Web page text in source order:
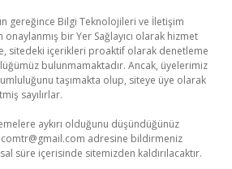
gereğince Bilgi Teknolojileri ve İletişim
onaylanmış bir Yer Sağlayıcı olarak hizmet
sitedeki içerikleri proaktif olarak denetleme
bulunmamaktadır. Ancak, üyelerimiz
taşımakta olup, siteye üye olarak
sayılırlar.
aykırı olduğunu düşündüğünüz
adresine bildirmeniz
süre içerisinde sitemizden kaldırılacaktır.